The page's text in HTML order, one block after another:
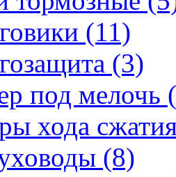
(11)
(3)
под мелочь
хода
(8)